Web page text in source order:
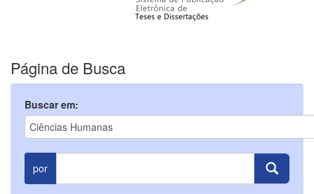
Página de Busca
Buscar em:
por